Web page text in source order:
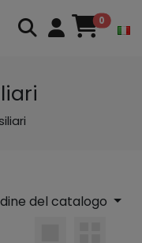
0
del catalogo